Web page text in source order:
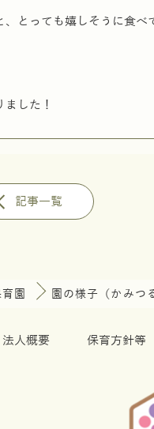
とっても嬉しそうに食べ
した！
記事一覧
園 園の様子（かみつ
法人概要 保育方針等